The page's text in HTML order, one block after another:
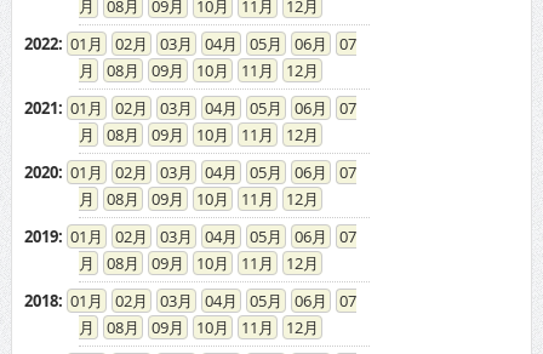
08
09 10 11
12
2022: 01 02 03 04 05 06
07
08
09 10 11
12
2021: 01 02 03 04 05 06
07
08
09 10 11
12
2020: 01 02 03 04 05 06
07
08
09 10 11
12
2019: 01 02 03 04 05 06
07
08
09 10 11
12
2018: 01 02 03 04 05 06
07
08
09 10 11
12